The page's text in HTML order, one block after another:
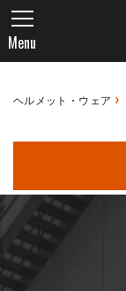
Menu
ヘルメット・ウェア
お探しの商品は見つ